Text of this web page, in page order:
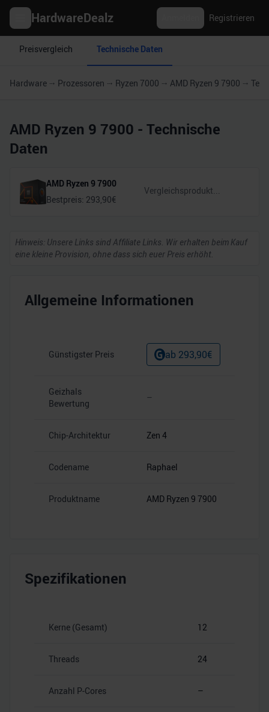
HardwareDealz Registrieren
Preisvergleich Technische Daten
Hardware Prozessoren Ryzen 7000 AMD Ryzen 9 7900
AMD Ryzen 9 7900 - Technische
Daten
AMD Ryzen 9 7900
Bestpreis: 293,90€
Hinweis: Unsere Links sind Affiliate Links. Wir erhalten beim Kauf
eine kleine Provision, ohne dass sich euer Preis erhöht.
Allgemeine Informationen
Günstigster Preis ab 293,90€
Geizhals
Bewertung
–
Chip-Architektur Zen 4
Codename Raphael
Produktname AMD Ryzen 9 7900
Spezifikationen
Kerne (Gesamt) 12
Threads 24
Anzahl P-Cores –